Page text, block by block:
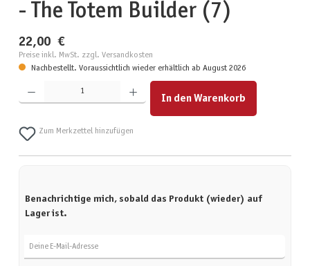
- The Totem Builder (7)
22,00 €
Preise inkl. MwSt. zzgl. Versandkosten
Nachbestellt. Voraussichtlich wieder erhältlich ab August 2026
Produkt Anzahl: Gib den gewünschten Wert ein oder benutze die Schaltflächen um die Anzahl zu
In den Warenkorb
Zum Merkzettel hinzufügen
Benachrichtige mich, sobald das Produkt (wieder) auf
Lager ist.